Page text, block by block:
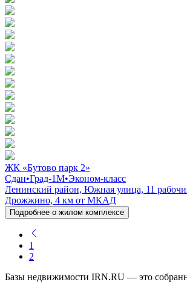
ЖК «Бутово парк 2»
Сдан•Град-1М•Эконом-класс
Ленинский район, Южная улица, 11
Дрожжино, 4 км от МКАД
Подробнее о жилом комплексе
1
2
Базы недвижимости IRN.RU — это